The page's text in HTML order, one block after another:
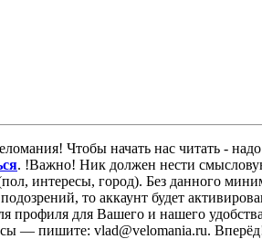
Чтобы начать нас читать -
. !Важно! Ник должен нести
интересы, город). Без данного
то аккаунт будет
профиля для Вашего и нашего
— пишите: vlad@velomania.ru.